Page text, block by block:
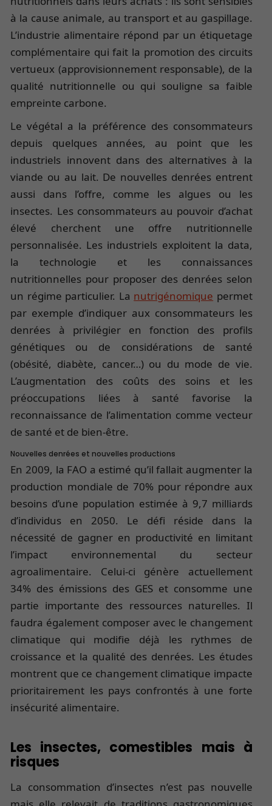
à la cause animale, au transport et au gaspillage.
L’industrie alimentaire répond par un étiquetage
complémentaire qui fait la promotion des circuits
vertueux (approvisionnement responsable), de la
qualité nutritionnelle ou qui souligne sa faible
empreinte carbone.
Le végétal a la préférence des consommateurs
depuis quelques années, au point que les
industriels innovent dans des alternatives à la
viande ou au lait. De nouvelles denrées entrent
aussi dans l’offre, comme les algues ou les
insectes. Les consommateurs au pouvoir d’achat
élevé cherchent une offre nutritionnelle
personnalisée. Les industriels exploitent la data,
la technologie et les connaissances
nutritionnelles pour proposer des denrées selon
un régime particulier. La nutrigénomique permet
par exemple d’indiquer aux consommateurs les
denrées à privilégier en fonction des profils
génétiques ou de considérations de santé
(obésité, diabète, cancer…) ou du mode de vie.
L’augmentation des coûts des soins et les
préoccupations liées à santé favorise la
reconnaissance de l’alimentation comme vecteur
de santé et de bien-être.
Nouvelles denrées et nouvelles productions
En 2009, la FAO a estimé qu’il fallait augmenter la
production mondiale de 70% pour répondre aux
besoins d’une population estimée à 9,7 milliards
d’individus en 2050. Le défi réside dans la
nécessité de gagner en productivité en limitant
l’impact environnemental du secteur
agroalimentaire. Celui-ci génère actuellement
34% des émissions des GES et consomme une
partie importante des ressources naturelles. Il
faudra également composer avec le changement
climatique qui modifie déjà les rythmes de
croissance et la qualité des denrées. Les études
montrent que ce changement climatique impacte
prioritairement les pays confrontés à une forte
insécurité alimentaire.
Les insectes, comestibles mais à
risques
La consommation d’insectes n’est pas nouvelle